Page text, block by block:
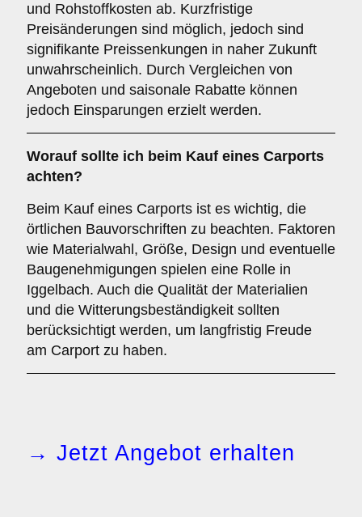
und Rohstoffkosten ab. Kurzfristige
Preisänderungen sind möglich, jedoch sind
signifikante Preissenkungen in naher Zukunft
unwahrscheinlich. Durch Vergleichen von
Angeboten und saisonale Rabatte können
jedoch Einsparungen erzielt werden.
Worauf sollte ich beim Kauf eines Carports
achten?
Beim Kauf eines Carports ist es wichtig, die
örtlichen Bauvorschriften zu beachten. Faktoren
wie Materialwahl, Größe, Design und eventuelle
Baugenehmigungen spielen eine Rolle in
Iggelbach. Auch die Qualität der Materialien
und die Witterungsbeständigkeit sollten
berücksichtigt werden, um langfristig Freude
am Carport zu haben.
→ Jetzt Angebot erhalten